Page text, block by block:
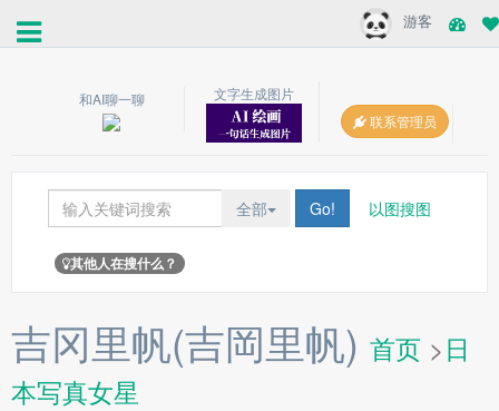
游客
和AI聊一聊
文字生成图片
联系管理员
全部 Go! 以图搜图
其他人在搜什么？
吉冈里帆(吉岡里帆) 首页 >日
本写真女星